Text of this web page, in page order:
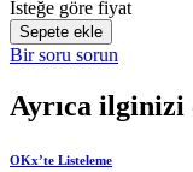
İsteğe göre fiyat
Sepete ekle
Bir soru sorun
Ayrıca
OKx’te Listeleme